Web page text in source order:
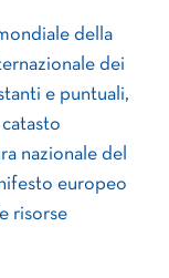
della
dei
e puntuali,
nazionale del
europeo
risorse